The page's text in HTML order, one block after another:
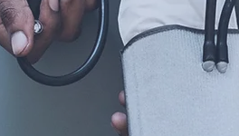
Triage
som brukes
til